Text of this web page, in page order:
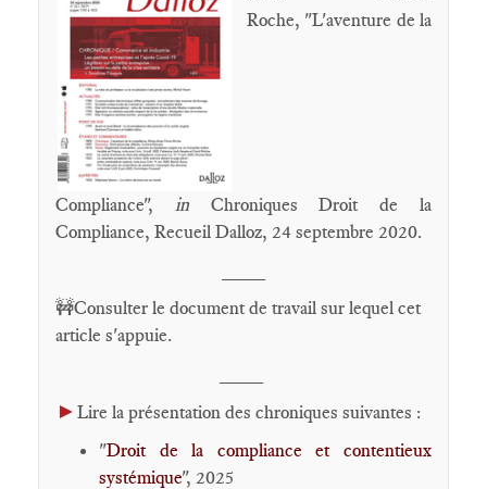
Roche, "L'aventure de la
Compliance", in Chroniques Droit de la
Compliance, Recueil Dalloz, 24 septembre 2020.
🚧Consulter le document de travail sur lequel cet
article s'appuie.
► Lire la présentation des chroniques suivantes :
"Droit de la compliance et contentieux
systémique", 2025